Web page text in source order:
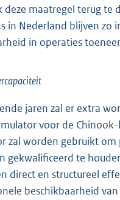
deze maatregel terug te
in Nederland blijven zo
in operaties
jaren zal er extra
voor de
zal worden gebruikt om
gekwalificeerd te
direct en structureel
beschikbaarheid